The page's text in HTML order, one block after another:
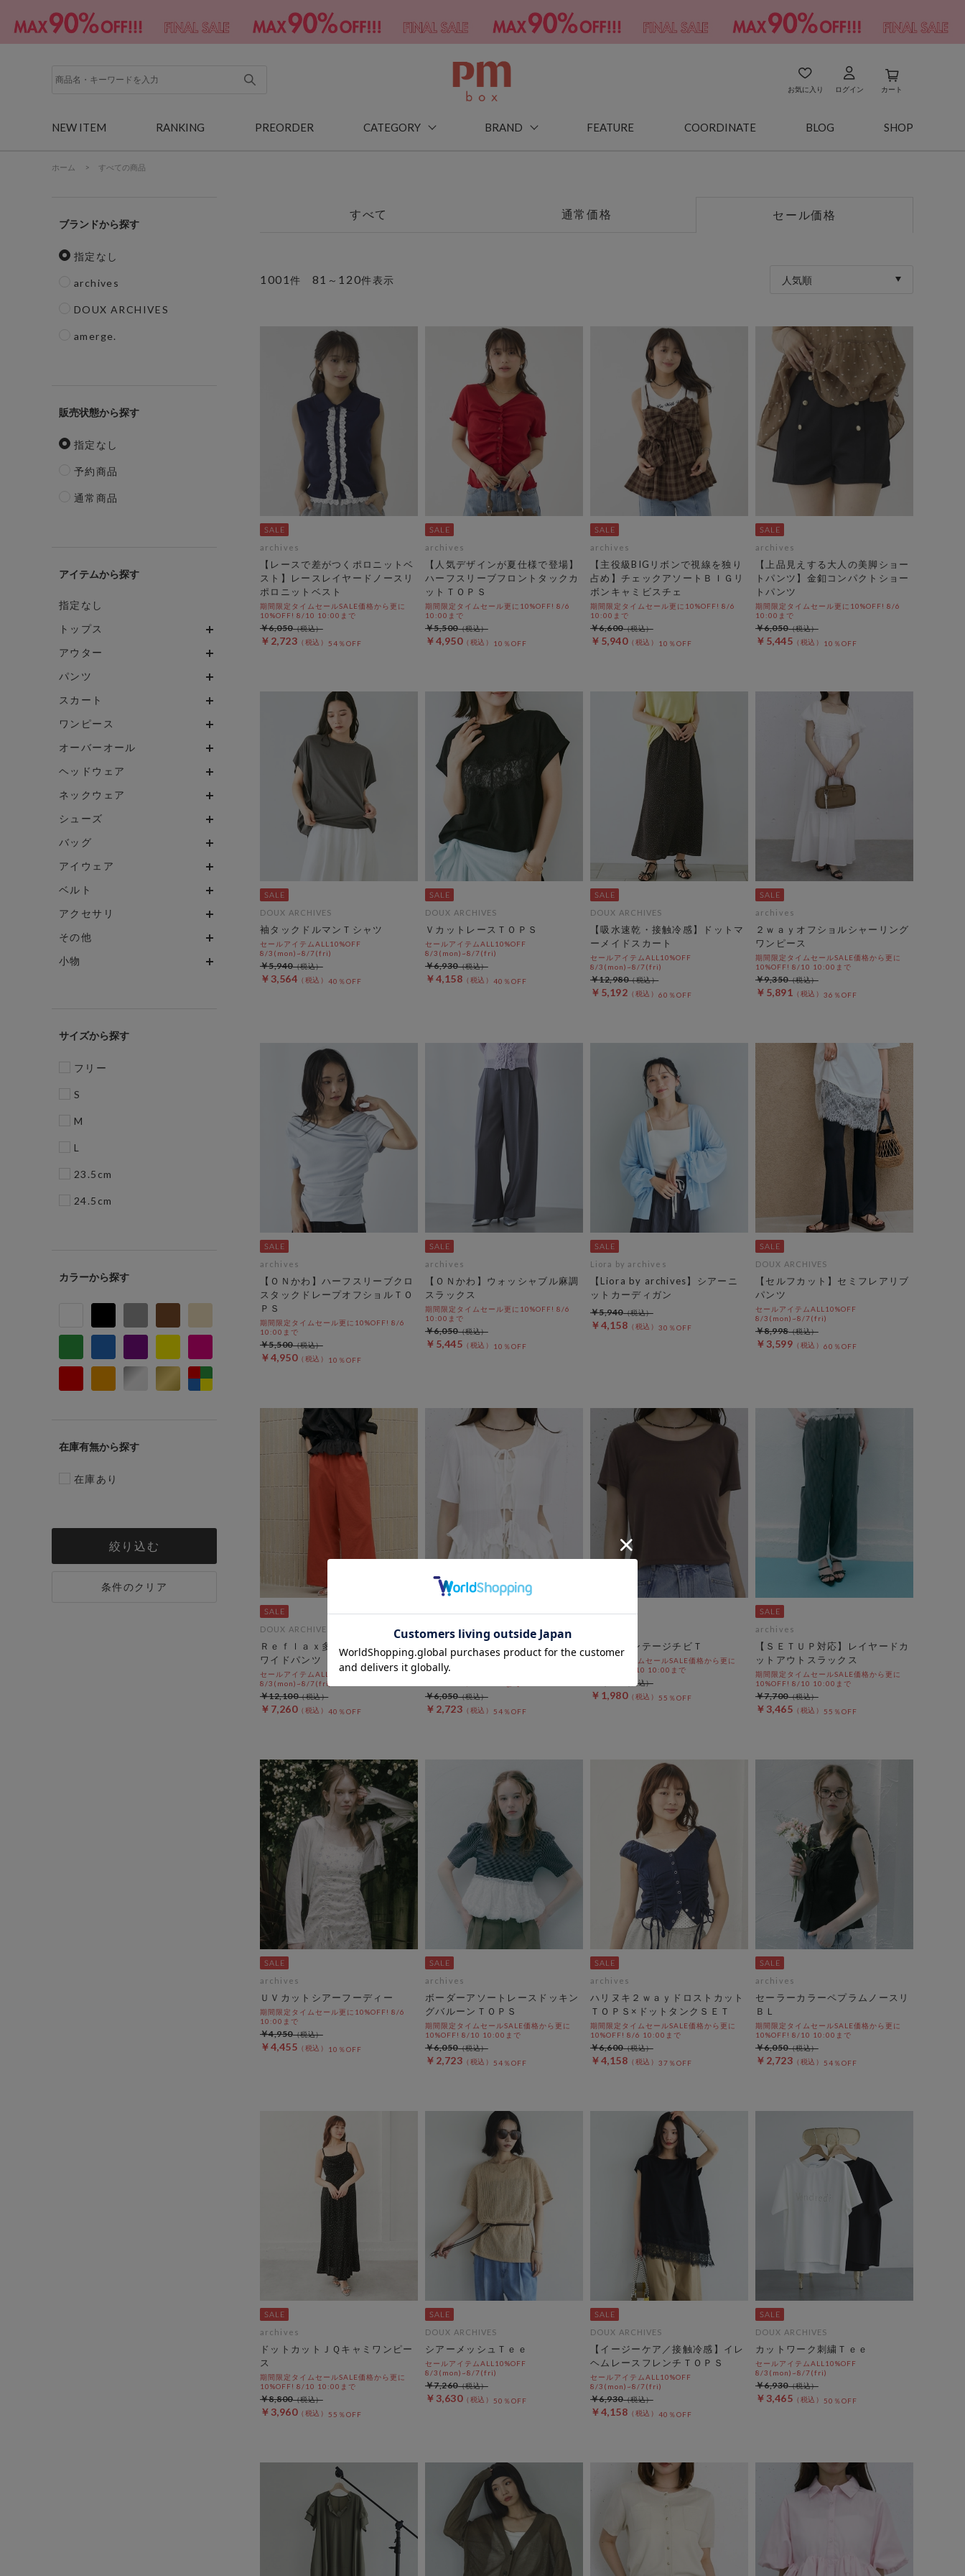
お気に入り ログイン カート
NEW ITEM RANKING PREORDER CATEGORY BRAND FEATURE COORDINATE BLOG SHOP
ホーム > すべての商品
ブランド
指定なし
archives
DOUX ARCHIVES
amerge.
販売状態
指定なし
予約商品
通常商品
アイテム
指定なし
トップス
アウター
パンツ
スカート
ワンピース
オーバーオール
ヘッドウェア
ネックウェア
シューズ
バッグ
アイウェア
ベルト
アクセサリ
その他
小物
サイズ
フリー
S
M
L
23.5cm
24.5cm
カラー
在庫有無
在庫あり
絞り込む
条件のクリア
すべて 通常価格 セール価格
1001件 81 ～ 120件表示 人気順
archives
【レースで差がつくポロニットベ
スト】レースレイヤードノースリ
ポロニットベスト
期間限定タイムセールSALE価格から更に
10%OFF! 8/10 10:00まで
￥2,723 54％OFF
￥6,050
archives
【人気デザインが夏仕様で登場】
ハーフスリーブフロントタックカ
ットＴＯＰＳ
期間限定タイムセール更に10%OFF! 8/6
10:00まで
￥4,950 10％OFF
￥5,500
archives
【主役級BIGリボンで視線を独り
占め】チェックアソートＢＩＧリ
ボンキャミビスチェ
期間限定タイムセール更に10%OFF! 8/6
10:00まで
￥5,940 10％OFF
￥6,600
archives
【上品見えする大人の美脚ショー
トパンツ】金釦コンパクトショー
トパンツ
期間限定タイムセール更に10%OFF! 8/6
10:00まで
￥5,445 10％OFF
￥6,050
DOUX ARCHIVES
袖タックドルマンＴシャツ
セールアイテムALL10%OFF
8/3(mon)~8/7(fri)
￥3,564 40％OFF
￥5,940
DOUX ARCHIVES
ＶカットレースＴＯＰＳ
セールアイテムALL10%OFF
8/3(mon)~8/7(fri)
￥4,158 40％OFF
￥6,930
DOUX ARCHIVES
【吸水速乾・接触冷感】ドットマ
ーメイドスカート
セールアイテムALL10%OFF
8/3(mon)~8/7(fri)
￥5,192 60％OFF
￥12,980
archives
２ｗａｙオフショルシャーリング
ワンピース
期間限定タイムセールSALE価格から更に
10%OFF! 8/10 10:00まで
￥5,891 36％OFF
￥9,350
archives
【ＯＮかわ】ハーフスリーブクロ
スタックドレープオフショルＴＯ
ＰＳ
期間限定タイムセール更に10%OFF! 8/6
10:00まで
￥4,950 10％OFF
￥5,500
archives
【ＯＮかわ】ウォッシャブル麻調
スラックス
期間限定タイムセール更に10%OFF! 8/6
10:00まで
￥5,445 10％OFF
￥6,050
Liora by archives
【Liora by archives】シアーニ
ットカーディガン
￥4,158 30％OFF
￥5,940
DOUX ARCHIVES
【セルフカット】セミフレアリブ
パンツ
セールアイテムALL10%OFF
8/3(mon)~8/7(fri)
￥3,599 60％OFF
￥8,998
DOUX ARCHIVES
Ｒｅｆｌａｘ多機能素材イージー
ワイドパンツ
セールアイテムALL10%OFF
8/3(mon)~8/7(fri)
￥7,260 40％OFF
￥12,100
archives
ラウンドフリルフロントリボンニ
ットカーディガン
期間限定タイムセールSALE価格から更に
￥2,723 54％OFF
￥6,050
シアービンテージチビＴ
期間限定タイムセールSALE価格から更に
10%OFF! 8/10 10:00まで
￥1,980 55％OFF
archives
【ＳＥＴＵＰ対応】レイヤードカ
ットアウトスラックス
期間限定タイムセールSALE価格から更に
10%OFF! 8/10 10:00まで
￥3,465 55％OFF
￥7,700
archives
ＵＶカットシアーフーディー
期間限定タイムセール更に10%OFF! 8/6
10:00まで
￥4,455 10％OFF
￥4,950
archives
ボーダーアソートレースドッキン
グバルーンＴＯＰＳ
期間限定タイムセールSALE価格から更に
10%OFF! 8/10 10:00まで
￥2,723 54％OFF
￥6,050
archives
ハリヌキ２ｗａｙドロストカット
ＴＯＰＳ×ドットタンクＳＥＴ
期間限定タイムセールSALE価格から更に
10%OFF! 8/6 10:00まで
￥4,158 37％OFF
￥6,600
archives
セーラーカラーペプラムノースリ
ＢＬ
期間限定タイムセールSALE価格から更に
10%OFF! 8/10 10:00まで
￥2,723 54％OFF
￥6,050
archives
ドットカットＪＱキャミワンピー
ス
期間限定タイムセールSALE価格から更に
10%OFF! 8/10 10:00まで
￥3,960 55％OFF
￥8,800
DOUX ARCHIVES
シアーメッシュＴｅｅ
セールアイテムALL10%OFF
8/3(mon)~8/7(fri)
￥3,630 50％OFF
￥7,260
DOUX ARCHIVES
【イージーケア／接触冷感】イレ
ヘムレースフレンチＴＯＰＳ
セールアイテムALL10%OFF
8/3(mon)~8/7(fri)
￥4,158 40％OFF
￥6,930
DOUX ARCHIVES
カットワーク刺繍Ｔｅｅ
セールアイテムALL10%OFF
8/3(mon)~8/7(fri)
￥3,465 50％OFF
￥6,930